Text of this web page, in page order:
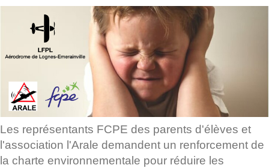
Les représentants FCPE des parents d'élèves et
l'association l'Arale demandent un renforcement de
la charte environnementale pour réduire les